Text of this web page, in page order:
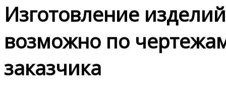
Изготовление изделий
возможно по
заказчика